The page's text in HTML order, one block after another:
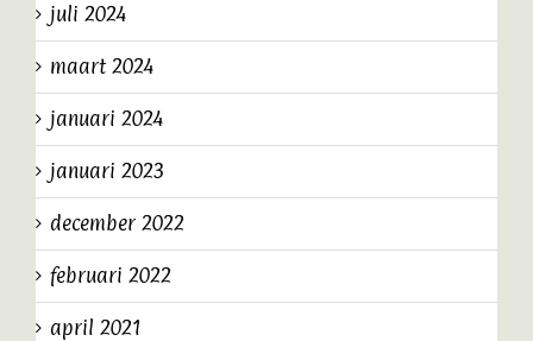
juli 2024
maart 2024
januari 2024
januari 2023
december 2022
februari 2022
april 2021